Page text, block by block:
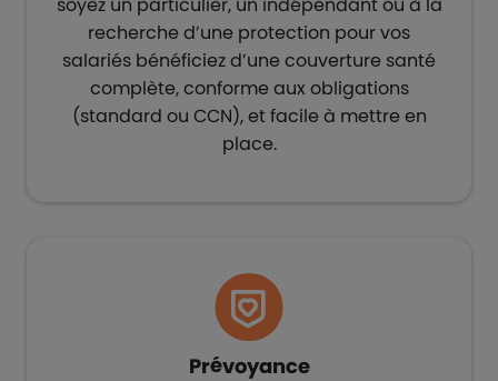
recherche d’une protection pour vos
salariés bénéficiez d’une couverture santé
complète, conforme aux obligations
(standard ou CCN), et facile à mettre en
place.​
Prévoyance